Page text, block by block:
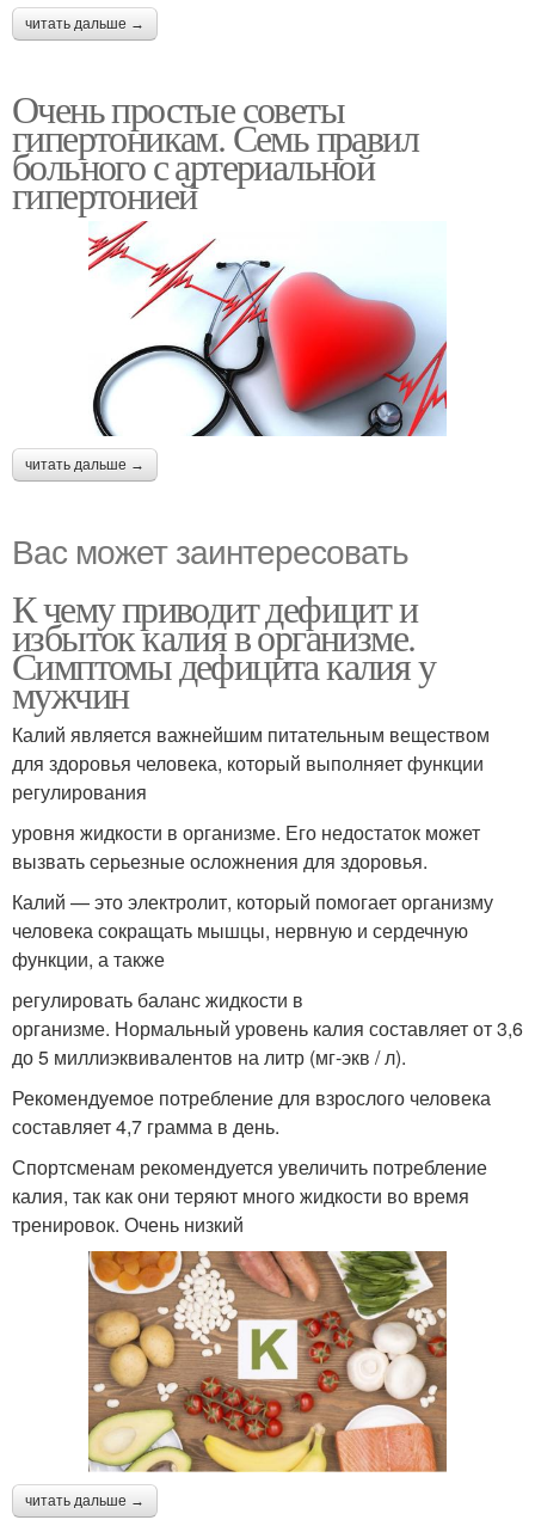
читать дальше →
Очень простые советы
гипертоникам. Семь правил
больного с артериальной
гипертонией
читать дальше →
Вас может заинтересовать
К чему приводит дефицит и
избыток калия в организме.
Симптомы дефицита калия у
мужчин
Калий является важнейшим питательным веществом
для здоровья человека, который выполняет функции
регулирования
уровня жидкости в организме. Его недостаток может
вызвать серьезные осложнения для здоровья.
Калий — это электролит, который помогает организму
человека сокращать мышцы, нервную и сердечную
функции, а также
регулировать баланс жидкости в
организме. Нормальный уровень калия составляет от 3,6
до 5 миллиэквивалентов на литр (мг-экв / л).
Рекомендуемое потребление для взрослого человека
составляет 4,7 грамма в день.
Спортсменам рекомендуется увеличить потребление
калия, так как они теряют много жидкости во время
тренировок. Очень низкий
читать дальше →